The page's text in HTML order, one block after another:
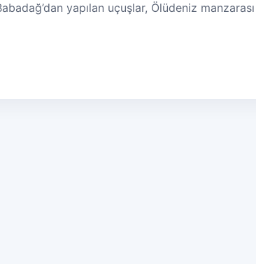
yapılan uçuşlar, Ölüdeniz